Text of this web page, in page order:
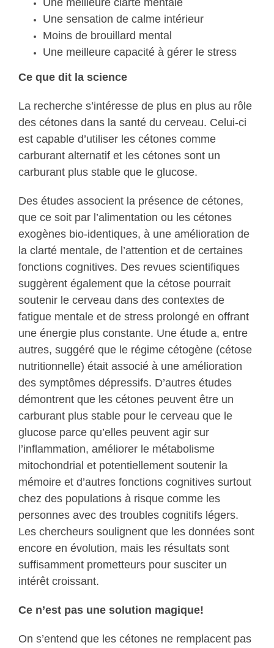
Une sensation de calme intérieur
Moins de brouillard mental
Une meilleure capacité à gérer le stress
Ce que dit la science
La recherche s’intéresse de plus en plus au rôle
des cétones dans la santé du cerveau. Celui-ci
est capable d’utiliser les cétones comme
carburant alternatif et les cétones sont un
carburant plus stable que le glucose.
Des études associent la présence de cétones,
que ce soit par l’alimentation ou les cétones
exogènes bio-identiques, à une amélioration de
la clarté mentale, de l’attention et de certaines
fonctions cognitives. Des revues scientifiques
suggèrent également que la cétose pourrait
soutenir le cerveau dans des contextes de
fatigue mentale et de stress prolongé en offrant
une énergie plus constante. Une étude a, entre
autres, suggéré que le régime cétogène (cétose
nutritionnelle) était associé à une amélioration
des symptômes dépressifs. D’autres études
démontrent que les cétones peuvent être un
carburant plus stable pour le cerveau que le
glucose parce qu’elles peuvent agir sur
l’inflammation, améliorer le métabolisme
mitochondrial et potentiellement soutenir la
mémoire et d’autres fonctions cognitives surtout
chez des populations à risque comme les
personnes avec des troubles cognitifs légers.
Les chercheurs soulignent que les données sont
encore en évolution, mais les résultats sont
suffisamment prometteurs pour susciter un
intérêt croissant.
Ce n’est pas une solution magique!
On s’entend que les cétones ne remplacent pas